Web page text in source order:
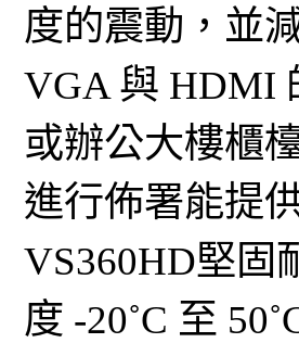
度的震動，並
VGA 與 HDMI
或辦公大樓櫃
進行佈署能提
VS360HD堅固
度 -20˚C 至